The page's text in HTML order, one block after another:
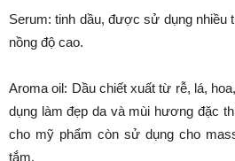
Serum: tinh dầu, được sử dụng nhiều
nồng độ cao.
Aroma oil: Dầu chiết xuất từ rễ, lá,
dụng làm đẹp da và mùi hương đặc
cho mỹ phẩm còn sử dụng cho
tắm.